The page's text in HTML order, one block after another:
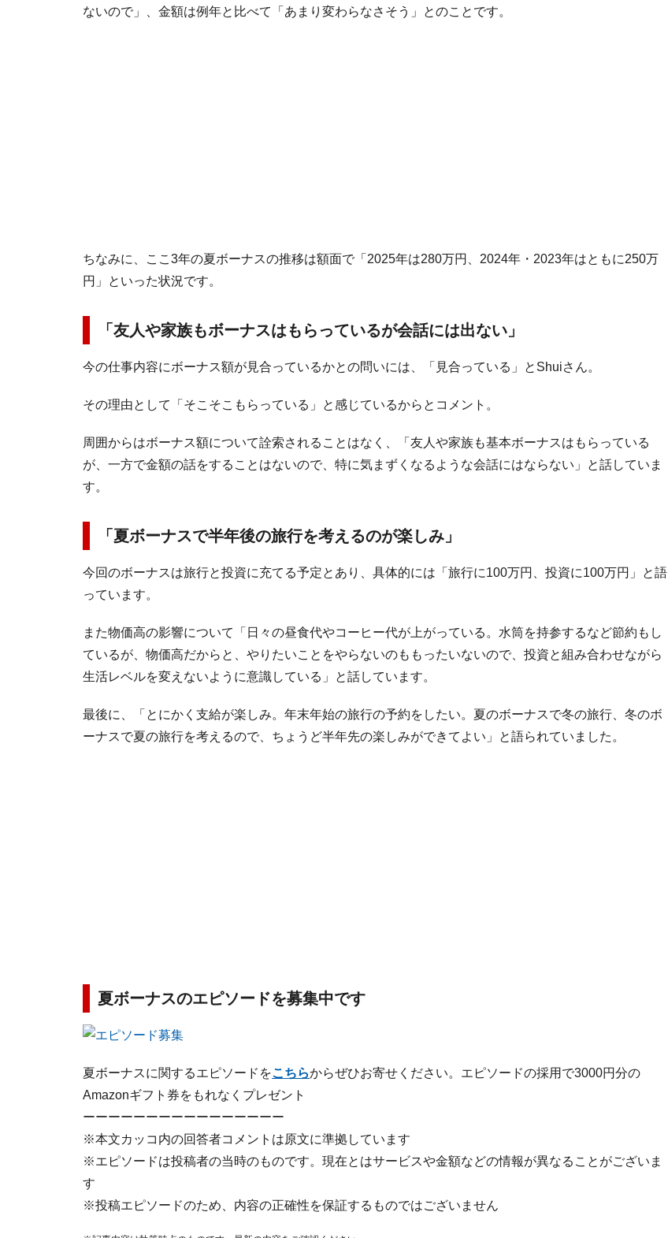
ないので」、金額は例年と比べて「あまり変わらなさそう」とのことです。
ちなみに、ここ3年の夏ボーナスの推移は額面で「2025年は280万円、2024年・2023年はともに250万
円」といった状況です。
「友人や家族もボーナスはもらっているが会話には出ない」
今の仕事内容にボーナス額が見合っているかとの問いには、「見合っている」とShuiさん。
その理由として「そこそこもらっている」と感じているからとコメント。
周囲からはボーナス額について詮索されることはなく、「友人や家族も基本ボーナスはもらっている
が、一方で金額の話をすることはないので、特に気まずくなるような会話にはならない」と話していま
す。
「夏ボーナスで半年後の旅行を考えるのが楽しみ」
今回のボーナスは旅行と投資に充てる予定とあり、具体的には「旅行に100万円、投資に100万円」と語
っています。
また物価高の影響について「日々の昼食代やコーヒー代が上がっている。水筒を持参するなど節約もし
ているが、物価高だからと、やりたいことをやらないのももったいないので、投資と組み合わせながら
生活レベルを変えないように意識している」と話しています。
最後に、「とにかく支給が楽しみ。年末年始の旅行の予約をしたい。夏のボーナスで冬の旅行、冬のボ
ーナスで夏の旅行を考えるので、ちょうど半年先の楽しみができてよい」と語られていました。
夏ボーナスのエピソードを募集中です
夏ボーナスに関するエピソードをこちらからぜひお寄せください。エピソードの採用で3000円分の
Amazonギフト券をもれなくプレゼント
ーーーーーーーーーーーーーーーー
※本文カッコ内の回答者コメントは原文に準拠しています
※エピソードは投稿者の当時のものです。現在とはサービスや金額などの情報が異なることがございま
す
※投稿エピソードのため、内容の正確性を保証するものではございません